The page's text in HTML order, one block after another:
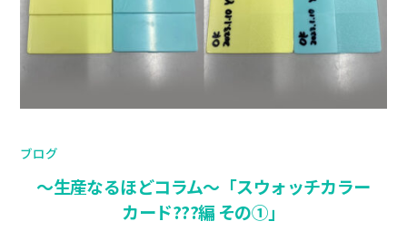
ブログ
〜生産なるほどコラム〜「スウォッチカラー
カード???編 その①」